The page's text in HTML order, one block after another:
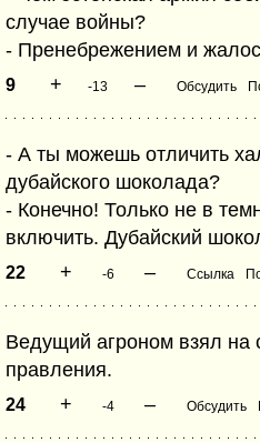
случае войны?
- Пренебрежением и
9 + -13 – Обсудить
- А ты можешь отличить
дубайского шоколада?
- Конечно! Только не в
включить. Дубайский
22 + -6 – Ссылка
Ведущий агроном взял на
правления.
24 + -4 – Обсудить